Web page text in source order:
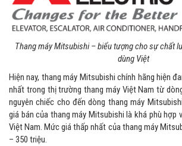
Thang máy Mitsubishi – biểu tượng cho sự chất
dùng Việt
Hiện nay, thang máy Mitsubishi chính hãng hiện
nhất trong thị trường thang máy Việt Nam từ
nguyên chiếc cho đến dòng thang máy
giá bán của thang máy Mitsubishi là khá phù hợp
Việt Nam. Mức giá thấp nhất của thang máy
– 350 triệu.